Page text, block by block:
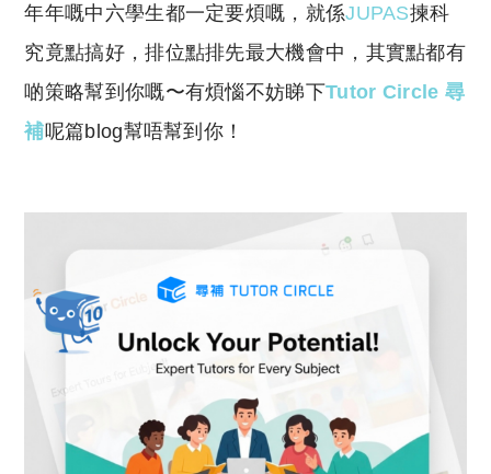
p
y
Li
at
s
A
年年嘅中六學生都一定要煩嘅，就係JUPAS揀科
究竟點搞好，排位點排先最大機會中，其實點都有
啲策略幫到你嘅〜有煩惱不妨睇下Tutor Circle 尋
補呢篇blog幫唔幫到你！